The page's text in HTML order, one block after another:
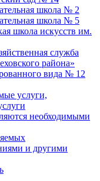
школа № 2
школа № 5
школа искусств им.
служба
района»
вида № 12
услуги,
необходимыми
и другими